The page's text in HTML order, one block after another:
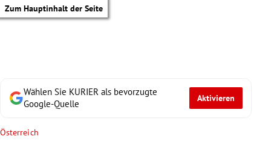
Zum Hauptinhalt der Seite
Wählen Sie KURIER als bevorzugte
Google-Quelle
Aktivieren
Österreich